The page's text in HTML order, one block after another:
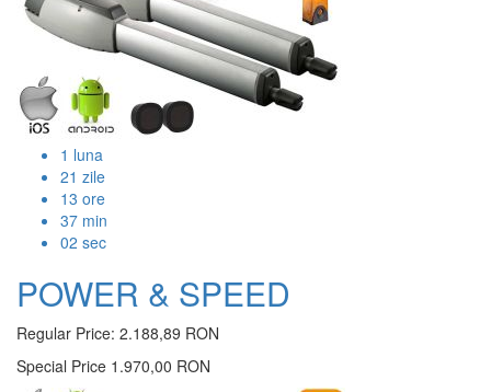
1 luna
21 zile
13 ore
37 min
01 sec
POWER & SPEED
Regular Price: 2.188,89 RON
Special Price 1.970,00 RON